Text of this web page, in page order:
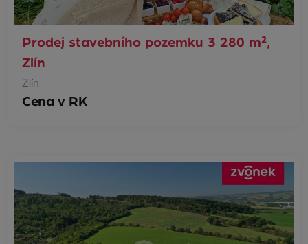
Prodej stavebního pozemku 3 280 m²,
Zlín
Zlín
Cena v RK